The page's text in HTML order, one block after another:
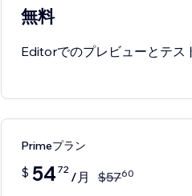
無料
Editorでのプレビューとテス
Primeプラン
$ 54 72 /月 $5760